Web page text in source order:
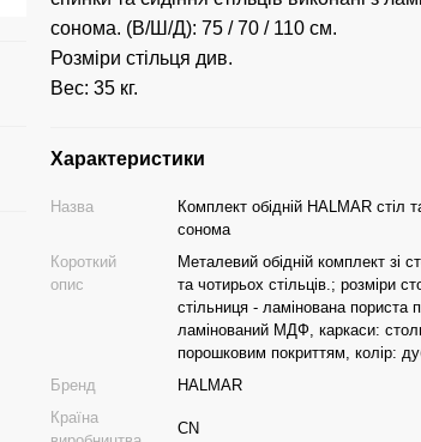
сонома. (В/Ш/Д): 75 / 70 / 110 см.
Розміри стільця див.
Вес: 35 кг.
Характеристики
Назва
Комплект обідній HALMAR стіл
сонома
Короткий
опис
Металевий обідній комплект зі
та чотирьох стільців.; розміри
стільниця - ламінована пориста
ламінований МДФ, каркаси:
порошковим покриттям, колір:
Бренд
HALMAR
Країна
CN